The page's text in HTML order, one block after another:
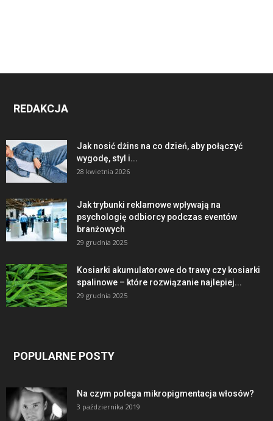
REDAKCJA
Jak nosić dżins na co dzień, aby połączyć
wygodę, styl i...
28 kwietnia 2026
Jak trybunki reklamowe wpływają na
psychologię odbiorcy podczas eventów
branżowych
29 grudnia 2025
Kosiarki akumulatorowe do trawy czy kosiarki
spalinowe – które rozwiązanie najlepiej...
29 grudnia 2025
POPULARNE POSTY
Na czym polega mikropigmentacja włosów?
3 października 2019